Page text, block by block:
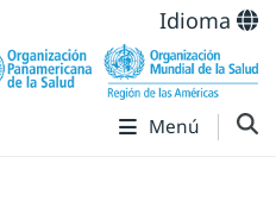
Idioma
Menú